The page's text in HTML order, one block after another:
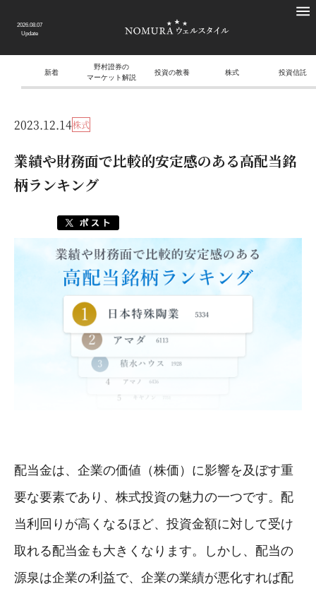
2026.08.07
Update
新着
野村證券の
マーケット解説
投資の教養 株式 投資信託
2023.12.14株式
業績や財務面で比較的安定感のある高配当銘
柄ランキング
配当金は、企業の価値（株価）に影響を及ぼす重
要な要素であり、株式投資の魅力の一つです。配
当利回りが高くなるほど、投資金額に対して受け
取れる配当金も大きくなります。しかし、配当の
源泉は企業の利益で、企業の業績が悪化すれば配